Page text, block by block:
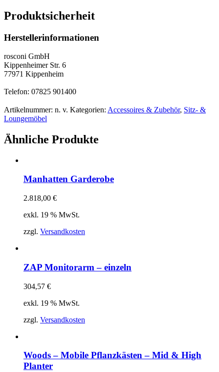
Produktsicherheit
Herstellerinformationen
rosconi GmbH
Kippenheimer Str. 6
77971 Kippenheim
Telefon: 07825 901400
Artikelnummer: n. v. Kategorien: Accessoires & Zubehör, Sitz- &
Loungemöbel
Ähnliche Produkte
Manhatten Garderobe
2.818,00 €
exkl. 19 % MwSt.
zzgl. Versandkosten
ZAP Monitorarm – einzeln
304,57 €
exkl. 19 % MwSt.
zzgl. Versandkosten
Woods – Mobile Pflanzkästen – Mid & High
Planter